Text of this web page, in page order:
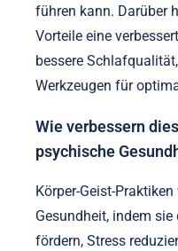
führen kann. Darüber
Vorteile eine
bessere
Werkzeugen für
Wie verbessern
psychische
Körper-Geist-
Gesundheit, indem
fördern, Stress